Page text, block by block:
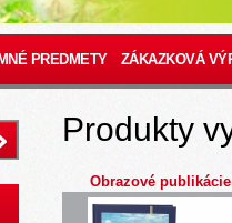
PREDMETY ZÁKAZKOVÁ
Produkty
Obrazové publikácie